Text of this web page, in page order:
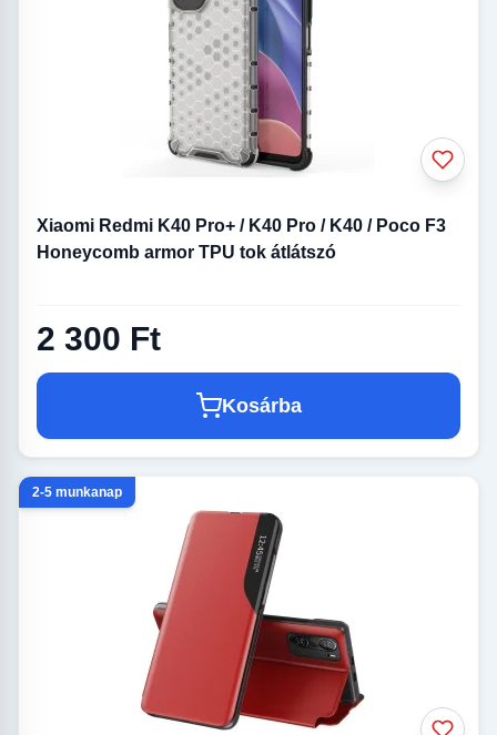
Xiaomi Redmi K40 Pro+ / K40 Pro / K40 / Poco F3
Honeycomb armor TPU tok átlátszó
2 300 Ft
Kosárba
2-5 munkanap